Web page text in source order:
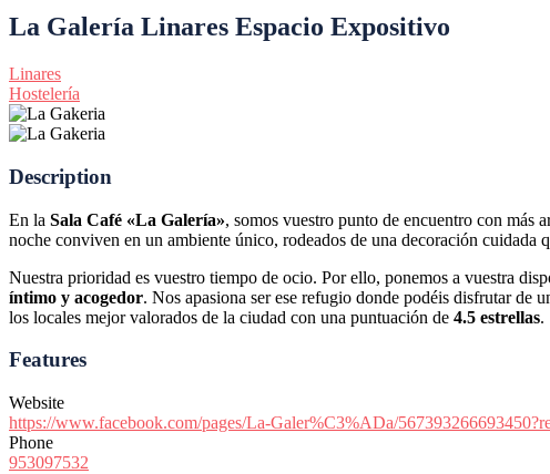
La Galería Linares Espacio Expositivo
Linares
Hostelería
Description
En la Sala Café «La Galería», somos vuestro punto de encuentro con más
noche conviven en un ambiente único, rodeados de una decoración cuidada
Nuestra prioridad es vuestro tiempo de ocio. Por ello, ponemos a vuestra
íntimo y acogedor. Nos apasiona ser ese refugio donde podéis disfrutar de
los locales mejor valorados de la ciudad con una puntuación de 4.5 estrellas.
Features
Website
https://www.facebook.com/pages/La-Galer%C3%ADa/
Phone
953097532